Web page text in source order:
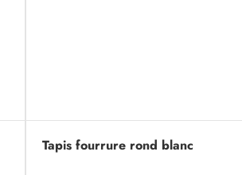
Tapis fourrure rond blanc